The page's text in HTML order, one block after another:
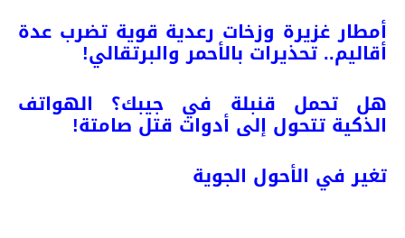
أمطار غزيرة وزخات رعدية قوية تضرب عدة
أقاليم.. تحذيرات بالأحمر والبرتقالي!
هل تحمل قنبلة في جيبك؟ الهواتف
الذكية تتحول إلى أدوات قتل صامتة!
تغير في الأحول الجوية